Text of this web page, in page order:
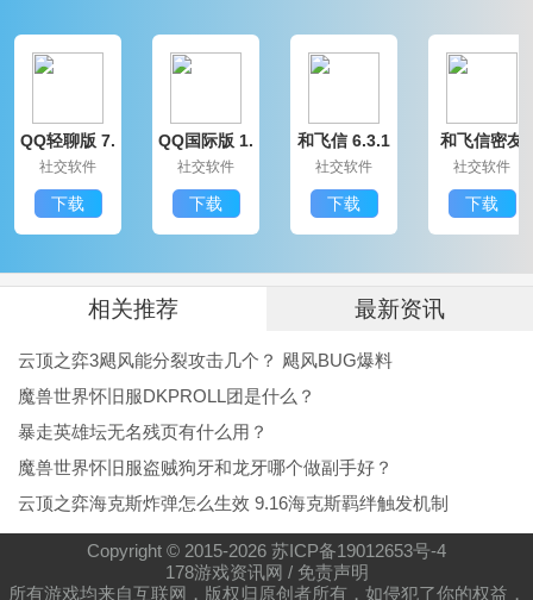
QQ轻聊版 7.
9.14314.0
社交软件
下载
QQ国际版 1.
91.1370.0
社交软件
下载
和飞信 6.3.1
200
社交软件
下载
和飞信密友
圈版 6.3.120
社交软件
下载
相关推荐 最新资讯
云顶之弈3飓风能分裂攻击几个？ 飓风BUG爆料
魔兽世界怀旧服DKPROLL团是什么？
暴走英雄坛无名残页有什么用？
魔兽世界怀旧服盗贼狗牙和龙牙哪个做副手好？
云顶之弈海克斯炸弹怎么生效 9.16海克斯羁绊触发机制
Copyright © 2015-2026 苏ICP备19012653号-4
178游戏资讯网 / 免责声明
所有游戏均来自互联网，版权归原创者所有，如侵犯了你的权益，